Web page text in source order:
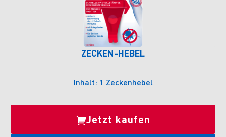
ZECKEN-HEBEL
Inhalt: 1 Zeckenhebel
Jetzt kaufen